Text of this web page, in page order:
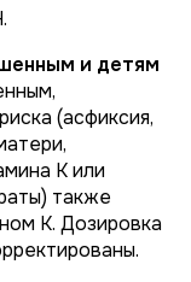
и детям
(асфиксия,
К или
также
К. Дозировка